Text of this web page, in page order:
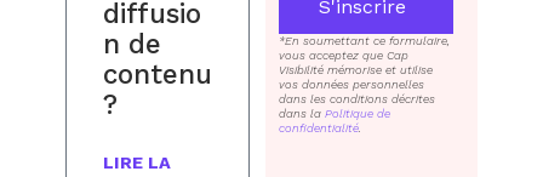
diffusio
n de
contenu
?
LIRE LA
S'inscrire
*En soumettant ce formulaire,
vous acceptez que Cap
Visibilité mémorise et utilise
vos données personnelles
dans les conditions décrites
dans la Politique de
confidentialité.